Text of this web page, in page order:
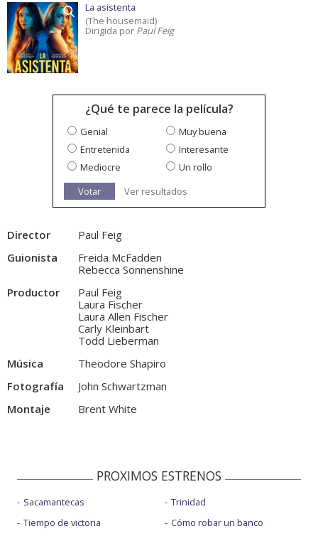
La asistenta
(The housemaid)
Dirigida por Paul Feig
¿Qué te parece la película?
Genial
Muy buena
Entretenida
Interesante
Mediocre
Un rollo
Votar
Ver resultados
Director
Paul Feig
Guionista
Freida McFadden
Rebecca Sonnenshine
Productor
Paul Feig
Laura Fischer
Laura Allen Fischer
Carly Kleinbart
Todd Lieberman
Música
Theodore Shapiro
Fotografía
John Schwartzman
Montaje
Brent White
PROXIMOS ESTRENOS
Sacamantecas
Tiempo de victoria
Trinidad
Cómo robar un banco